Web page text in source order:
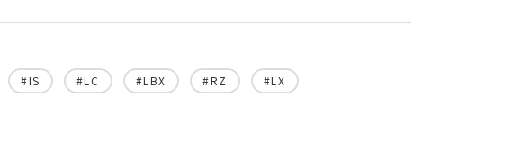
#IS #LC #LBX #RZ #LX